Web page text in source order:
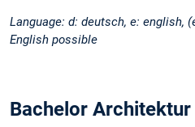
Language: d: deutsch, e: english,
English possible
Bachelor